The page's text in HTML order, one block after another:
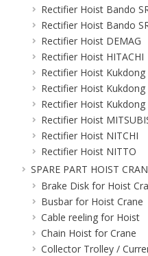
Rectifier Hoist Bando
Rectifier Hoist Bando
Rectifier Hoist DEMAG
Rectifier Hoist HITACHI
Rectifier Hoist Kukdong
Rectifier Hoist Kukdong
Rectifier Hoist Kukdong
Rectifier Hoist
Rectifier Hoist NITCHI
Rectifier Hoist NITTO
SPARE PART HOIST
Brake Disk for Hoist
Busbar for Hoist Crane
Cable reeling for Hoist
Chain Hoist for Crane
Collector Trolley /